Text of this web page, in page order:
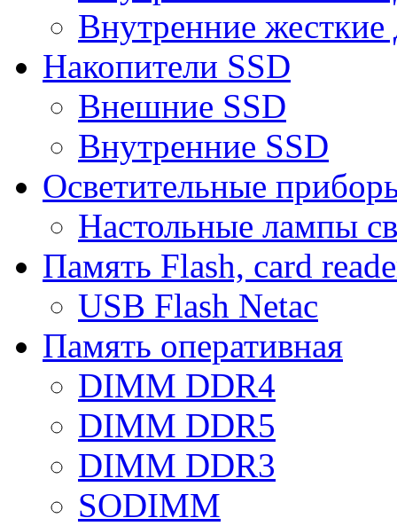
Внутренние
Накопители SSD
Внешние SSD
Внутренние SSD
Осветительные
Настольные лампы
Память Flash, card
USB Flash Netac
Память оперативная
DIMM DDR4
DIMM DDR5
DIMM DDR3
SODIMM